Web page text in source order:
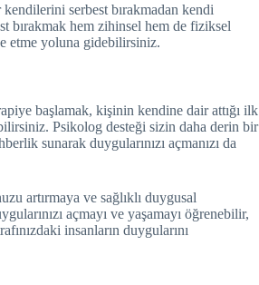
kendilerini serbest bırakmadan kendi
bırakmak hem zihinsel hem de fiziksel
etme yoluna gidebilirsiniz.
başlamak, kişinin kendine dair attığı ilk
Psikolog desteği sizin daha derin bir
sunarak duygularınızı açmanızı da
artırmaya ve sağlıklı duygusal
açmayı ve yaşamayı öğrenebilir,
insanların duygularını